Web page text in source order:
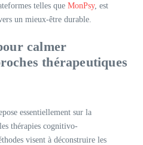
telles que MonPsy, est
un mieux-être durable.
calmer
thérapeutiques
essentiellement sur la
thérapies cognitivo-
visent à déconstruire les